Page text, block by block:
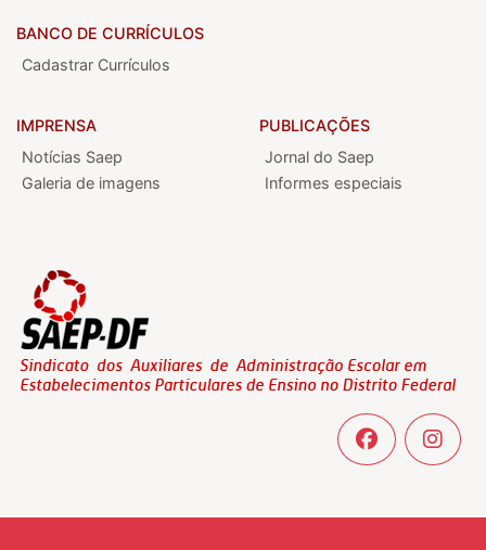
BANCO DE CURRÍCULOS
Cadastrar Currículos
IMPRENSA
Notícias Saep
Galeria de imagens
PUBLICAÇÕES
Jornal do Saep
Informes especiais